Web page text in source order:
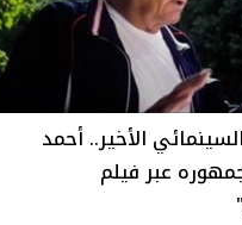
الأخير.. أحمد
عبر فيلم